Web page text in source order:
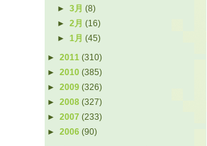
►3月(8)
►2月(16)
►1月(45)
► 2011 (310)
► 2010 (385)
► 2009 (326)
► 2008 (327)
► 2007 (233)
► 2006 (90)